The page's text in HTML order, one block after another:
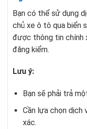
Bạn có thể sử dụng
chủ xe ô tô qua biển
được thông tin chính
đăng kiểm.
Lưu ý:
Bạn sẽ phải trả
Cần lựa chọn dịch
xác.